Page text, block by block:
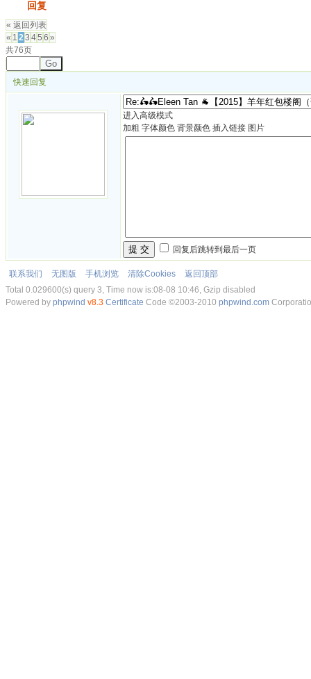
回复
« 返回列表
« 1 23 45 6 »
共76页
Go
快速回复
进入高级模式
加粗 字体颜色 背景颜色 插入链接 图片
提 交 回复后跳转到最后一页
联系我们 无图版 手机浏览 清除Cookies
返回顶部
Total 0.029600(s) query 3, Time now is:08-08 10:46, Gzip disabled
Powered by phpwind v8.3 Certificate Code ©2003-2010 phpwind.com